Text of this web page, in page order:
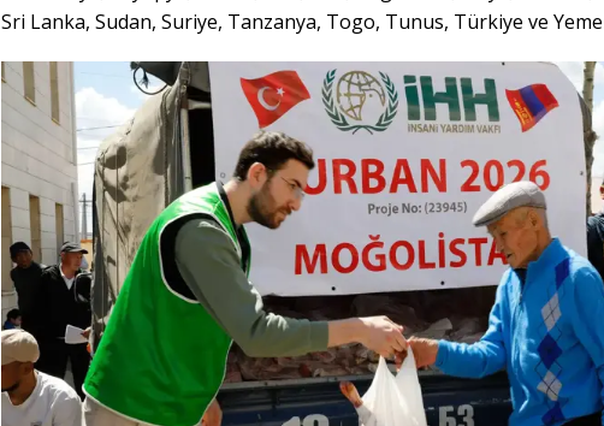
Sri Lanka, Sudan, Suriye, Tanzanya, Togo, Tunus, Türkiye ve